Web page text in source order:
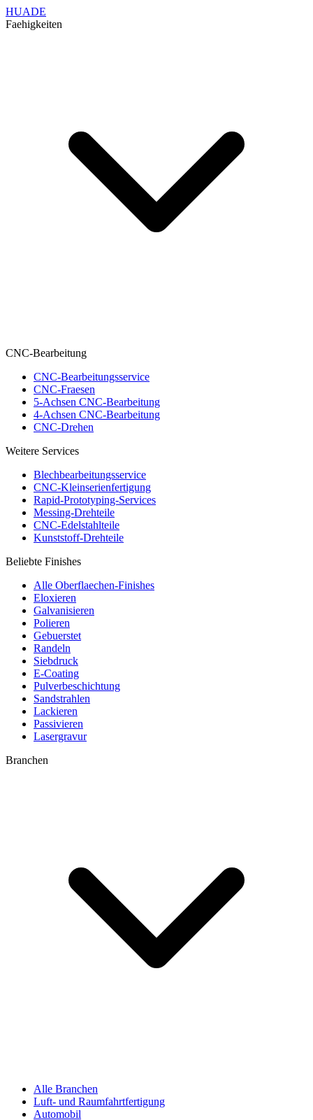
HUADE
Faehigkeiten
CNC-Bearbeitung
CNC-Bearbeitungsservice
CNC-Fraesen
5-Achsen CNC-Bearbeitung
4-Achsen CNC-Bearbeitung
CNC-Drehen
Weitere Services
Blechbearbeitungsservice
CNC-Kleinserienfertigung
Rapid-Prototyping-Services
Messing-Drehteile
CNC-Edelstahlteile
Kunststoff-Drehteile
Beliebte Finishes
Alle Oberflaechen-Finishes
Eloxieren
Galvanisieren
Polieren
Gebuerstet
Randeln
Siebdruck
E-Coating
Pulverbeschichtung
Sandstrahlen
Lackieren
Passivieren
Lasergravur
Branchen
Alle Branchen
Luft- und Raumfahrtfertigung
Automobil